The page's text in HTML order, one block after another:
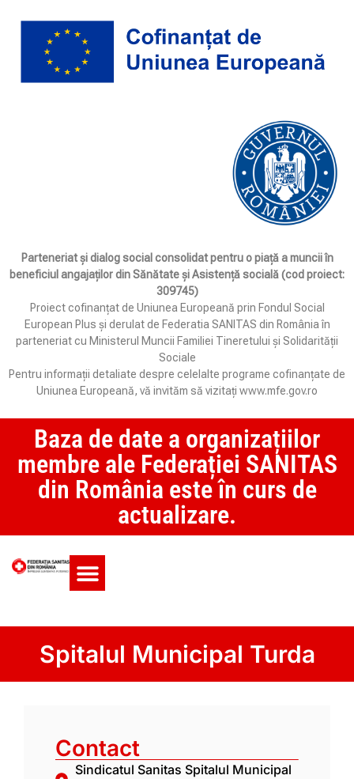
Parteneriat și dialog social consolidat pentru o piață a muncii în
beneficiul angajaților din Sănătate și Asistență socială (cod proiect:
309745)
Proiect cofinanțat de Uniunea Europeană prin Fondul Social
European Plus și derulat de Federatia SANITAS din România în
parteneriat cu Ministerul Muncii Familiei Tineretului și Solidarității
Sociale
Pentru informații detaliate despre celelalte programe cofinanțate de
Uniunea Europeană, vă invităm să vizitați www.mfe.gov.ro
Baza de date a organizațiilor
membre ale Federației SANITAS
din România este în curs de
actualizare.
Spitalul Municipal Turda
Contact
Sindicatul Sanitas Spitalul Municipal